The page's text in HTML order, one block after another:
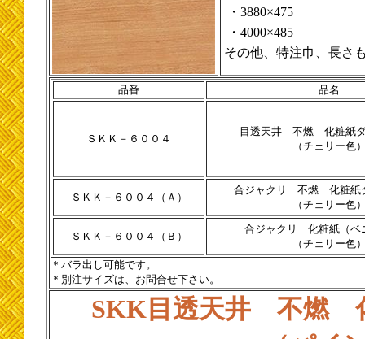
・3880×475
・4000×485
その他、特注巾、長さ
品番 品名
ＳＫＫ－６００４
目透天井 不燃 化粧紙
（チェリー色
ＳＫＫ－６００４（Ａ）
合ジャクリ 不燃 化粧紙
（チェリー色
ＳＫＫ－６００４（Ｂ）
合ジャクリ 化粧紙（ベ
（チェリー色
＊バラ出し可能です。
＊別注サイズは、お問合せ下さい。
SKK目透天井 不燃